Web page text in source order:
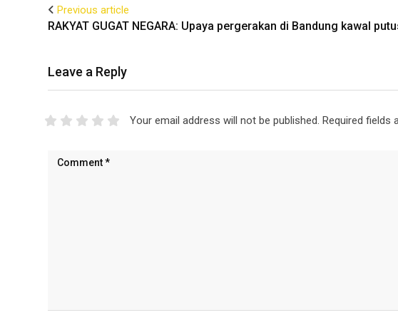
Previous article
RAKYAT GUGAT NEGARA: Upaya pergerakan di Bandung kawal
Leave a Reply
Your email address will not be published. Required fields